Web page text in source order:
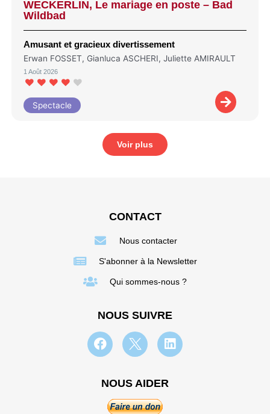
WECKERLIN, Le mariage en poste – Bad
Wildbad
Amusant et gracieux divertissement
Erwan FOSSET, Gianluca ASCHERI, Juliette AMIRAULT
1 Août 2026
Spectacle
Voir plus
CONTACT
Nous contacter
S'abonner à la Newsletter
Qui sommes-nous ?
NOUS SUIVRE
NOUS AIDER